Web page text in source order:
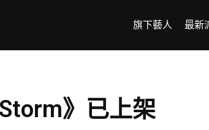
旗下藝人 最新
》已上架